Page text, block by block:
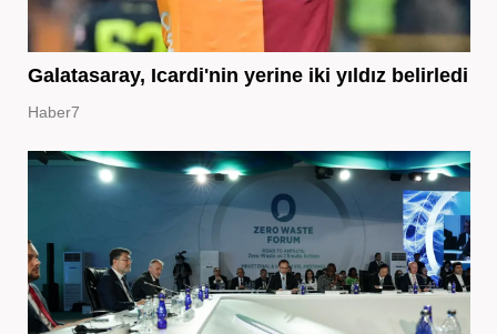
Galatasaray, Icardi'nin yerine iki yıldız belirledi
Haber7